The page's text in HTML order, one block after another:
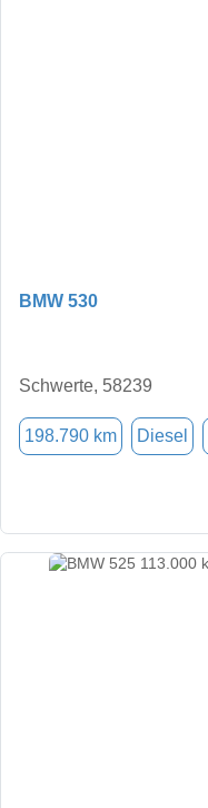
BMW 530
Schwerte, 58239
198.790 km Diesel